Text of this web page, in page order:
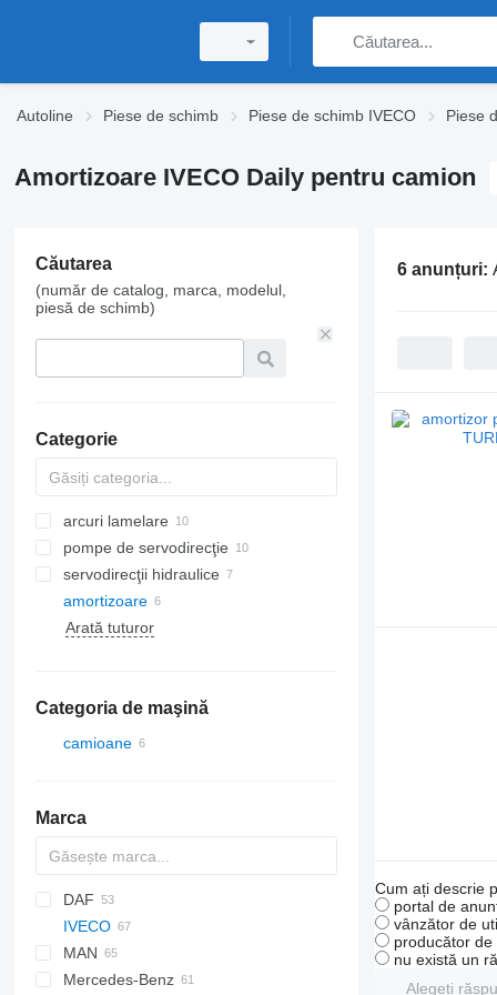
Autoline Piese de schimb Piese de schimb IVECO Piese
Amortizoare IVECO Daily pentru camion
Căutarea
(număr de catalog, marca, modelul,
piesă de schimb)
Categorie
arcuri lamelare
pompe de servodirecţie
servodirecţii hidraulice
amortizoare
Arată tuturor
Categoria de maşină
camioane
Marca
DAF
AS
CF
LF
F-MAX
Transit
IVECO
Daily
EuroCargo
NPR
NQR
Rio
MAN
F90
Mercedes-Benz
6 anunțuri:
Cum ați descrie
portal de
vânzător de
producător
nu există un
Alegeți